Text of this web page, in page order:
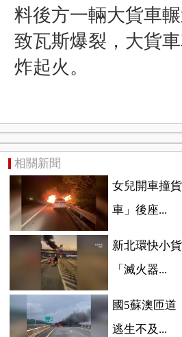
料後方一輛大貨車
致瓦斯爆裂，大貨
炸起火。
相關新聞
女兒開車撞
車」後座...
新北環快小
「滅火器...
國5蘇澳匝道
逃生不及...